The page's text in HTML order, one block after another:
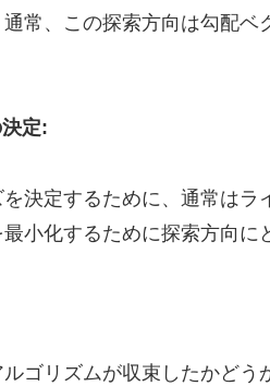
常、この探索方向は勾配
定:
を決定するために、通常は
小化するために探索方向に
ゴリズムが収束したかど